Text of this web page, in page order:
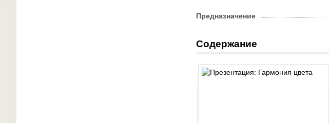
Предназначение
Содержание